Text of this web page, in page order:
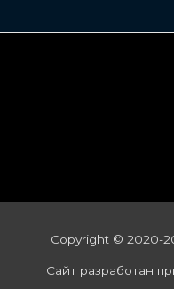
Copyright © 2020-
Сайт разработан